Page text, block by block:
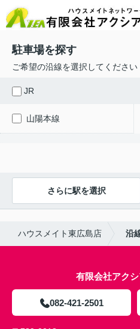
駐車場を探す
ご希望の沿線を選択してください
JR
山陽本線
さらに駅を選択
ハウスメイト東広島店 沿
有限会社アク
082-421-2501